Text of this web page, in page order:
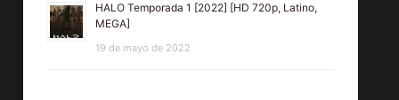
HALO Temporada 1 [2022] [HD 720p, Latino,
MEGA]
19 de mayo de 2022